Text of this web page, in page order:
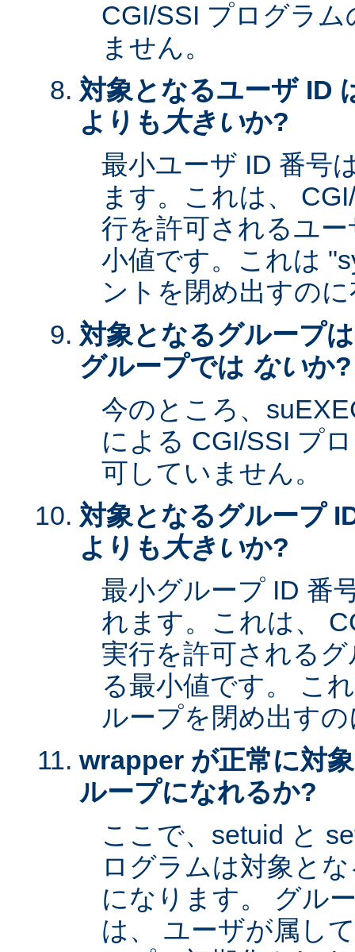
CGI/SSI プログラ
ません。
対象となるユーザ ID
よりも 大きいか?
最小ユーザ ID 番号
ます。これは、
行を許可されるユ
小値です。これは
ントを閉め出すの
対象となるグループ
グループでは ないか?
今のところ、
による CGI/SSI プ
可していません。
対象となるグループ
よりも 大きいか?
最小グループ ID 番
れます。これは、
実行を許可される
る最小値です。 こ
ループを閉め出す
wrapper が正常に対
ループになれるか?
ここで、setuid と
ログラムは対象と
になります。 グル
は、 ユーザが属し